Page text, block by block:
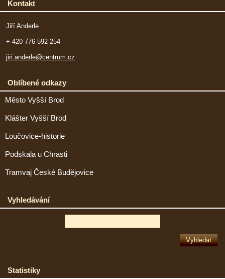
Kontakt
Jiří Anderle
+ 420 776 592 254
jiri.anderle@centrum.cz
Oblíbené odkazy
Město Vyšší Brod
Klášter Vyšší Brod
Loučovice-historie
Podskala u Chrasti
Tramvaj České Budějovice
Vyhledávání
Statistiky